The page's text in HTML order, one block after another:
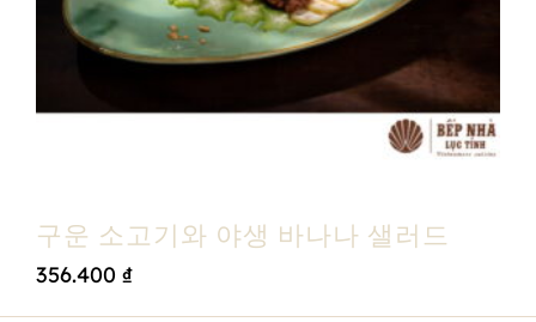
구운 소고기와 야생 바나나 샐러드
356.400 ₫